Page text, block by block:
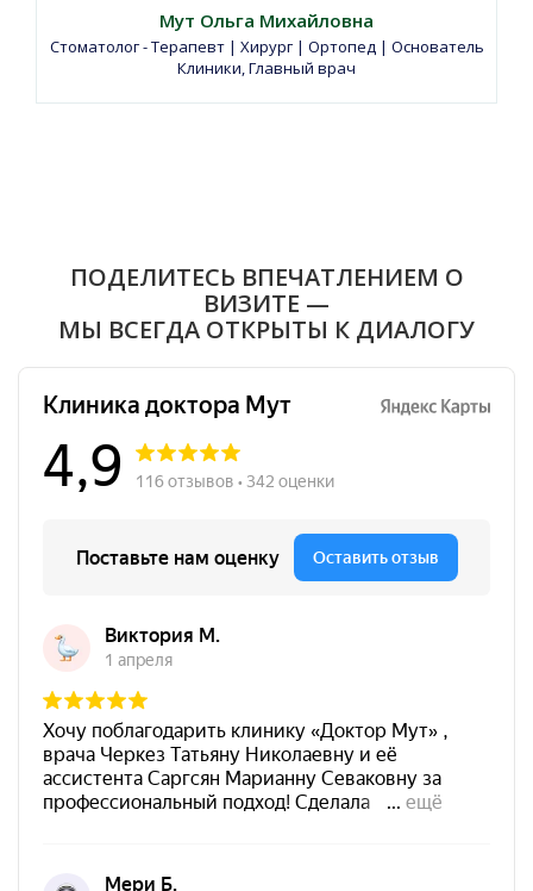
Мут Ольга Михайловна
Стоматолог - Терапевт | Хирург | Ортопед | Основатель
Клиники, Главный врач
ПОДЕЛИТЕСЬ ВПЕЧАТЛЕНИЕМ О
ВИЗИТЕ —
МЫ ВСЕГДА ОТКРЫТЫ К ДИАЛОГУ